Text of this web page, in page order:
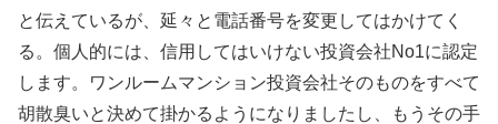
と伝えているが、延々と電話番号を変更してはかけてく
る。個人的には、信用してはいけない投資会社No1に認定
します。ワンルームマンション投資会社そのものをすべて
胡散臭いと決めて掛かるようになりましたし、もうその手